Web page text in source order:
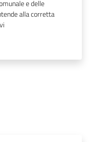
e delle
alla corretta